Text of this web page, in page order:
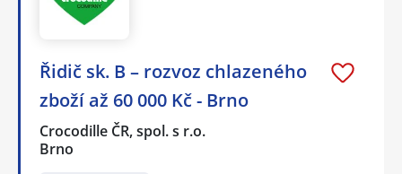
Řidič sk. B – rozvoz chlazeného
zboží až 60 000 Kč - Brno
Crocodille ČR, spol. s r.o.
Brno